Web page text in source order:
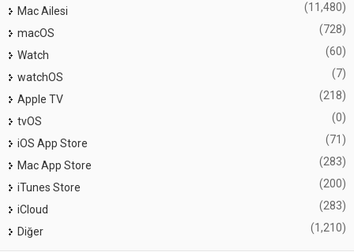
Mac Ailesi (11,480)
macOS (728)
Watch (60)
watchOS (7)
Apple TV (218)
tvOS (0)
iOS App Store (71)
Mac App Store (283)
iTunes Store (200)
iCloud (283)
Diğer (1,210)